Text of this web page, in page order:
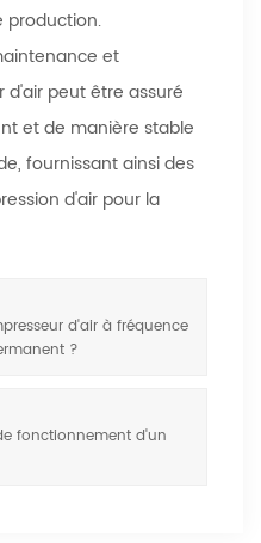
production.
et
d'air peut être assuré
et de manière stable
fournissant ainsi des
d'air pour la
d'air à fréquence
?
fonctionnement d'un